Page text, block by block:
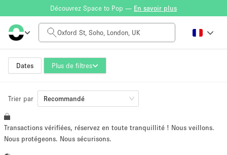
Découvrez Space to Pop — En savoir plus
Dates Plus de filtres
Tarif à la journée
£0
Taille de l'espace
~ 13 personnes
Trier par Recommandé
Transactions vérifiées, réservez en toute tranquillité ! Nous veillons.
Nous protégeons. Nous sécurisons.